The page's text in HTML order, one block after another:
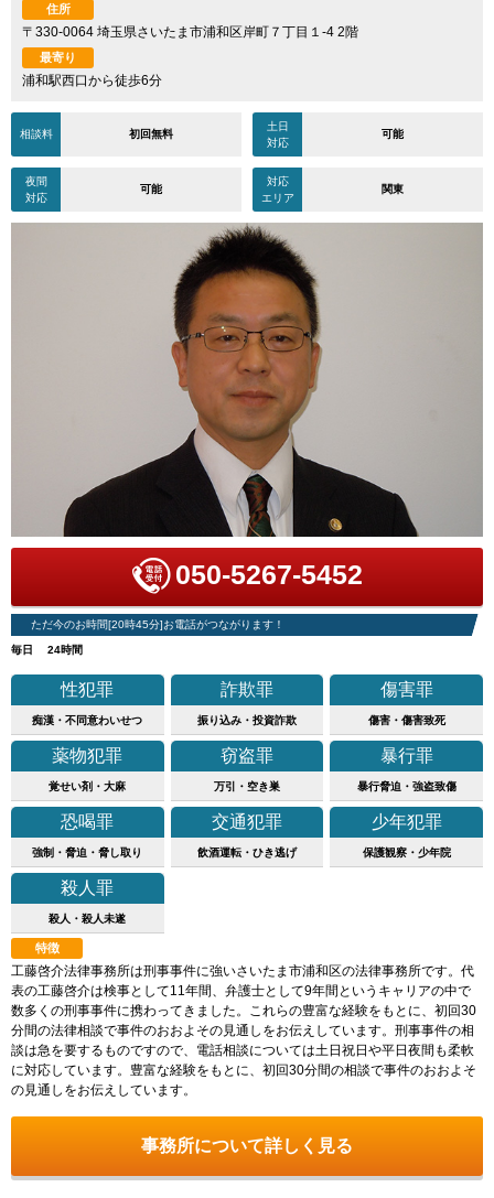
住所
〒330-0064 埼玉県さいたま市浦和区岸町７丁目１-4 2階
最寄り
浦和駅西口から徒歩6分
相談料 初回無料
土日
対応
可能
夜間
対応
可能
対応
エリア
関東
050-5267-5452
ただ今のお時間[20時45分]お電話がつながります！
毎日 24時間
性犯罪
痴漢・不同意わいせつ
詐欺罪
振り込み・投資詐欺
傷害罪
傷害・傷害致死
薬物犯罪
覚せい剤・大麻
窃盗罪
万引・空き巣
暴行罪
暴行脅迫・強盗致傷
恐喝罪
強制・脅迫・脅し取り
交通犯罪
飲酒運転・ひき逃げ
少年犯罪
保護観察・少年院
殺人罪
殺人・殺人未遂
特徴
工藤啓介法律事務所は刑事事件に強いさいたま市浦和区の法律事務所です。代
表の工藤啓介は検事として11年間、弁護士として9年間というキャリアの中で
数多くの刑事事件に携わってきました。これらの豊富な経験をもとに、初回30
分間の法律相談で事件のおおよその見通しをお伝えしています。刑事事件の相
談は急を要するものですので、電話相談については土日祝日や平日夜間も柔軟
に対応しています。豊富な経験をもとに、初回30分間の相談で事件のおおよそ
の見通しをお伝えしています。
事務所について詳しく見る